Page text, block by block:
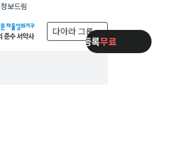
무료제품등록무료제품등록무료
정보드림
다아라 그룹